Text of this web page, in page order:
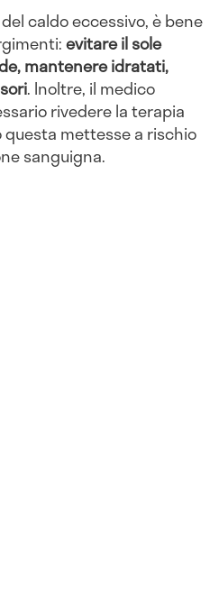
caldo eccessivo, è bene
evitare il sole
mantenere idratati,
. Inoltre, il medico
rivedere la terapia
mettesse a rischio
sanguigna.